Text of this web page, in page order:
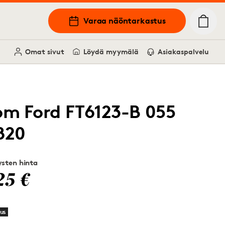
Varaa näöntarkastus
Omat sivut Löydä myymälä Asiakaspalvelu
Ford FT6123-B 055
hinta
€